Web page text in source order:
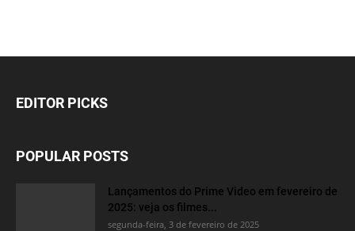
EDITOR PICKS
POPULAR POSTS
Lançamentos do Prime Video em fevereiro de
2025: veja os filmes...
segunda-feira, 3 de fevereiro de 2025